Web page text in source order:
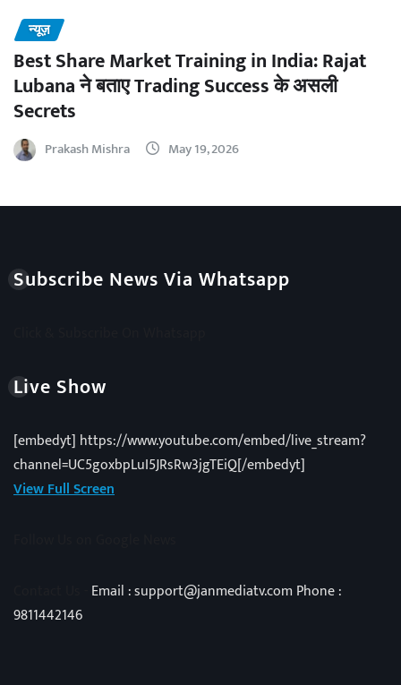
न्यूज़
Best Share Market Training in India: Rajat
Lubana ने बताए Trading Success के असली
Secrets
Prakash Mishra May 19, 2026
Subscribe News Via Whatsapp
Live Show
[embedyt] https://www.youtube.com/embed/live_stream?
channel=UC5goxbpLuI5JRsRw3jgTEiQ[/embedyt]
View Full Screen
Email : support@janmediatv.com Phone :
9811442146